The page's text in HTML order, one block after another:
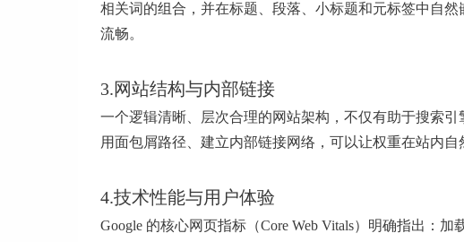
相关词的组合，并在标题、段落、小标题和元标签中自
流畅。
3.网站结构与内部链接
一个逻辑清晰、层次合理的网站架构，不仅有助于搜索
用面包屑路径、建立内部链接网络，可以让权重在站内自
4.技术性能与用户体验
Google 的核心网页指标（Core Web Vitals）明确指出：